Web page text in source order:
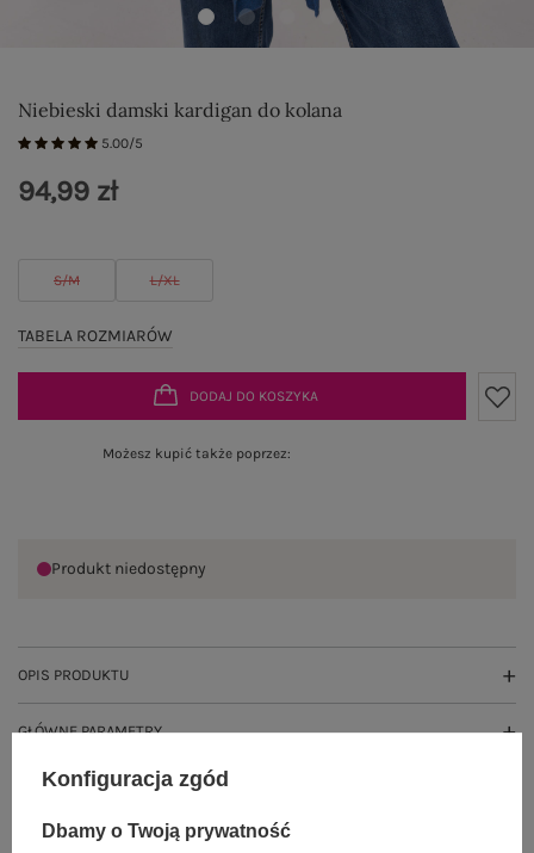
Niebieski damski kardigan do kolana
5.00/5
S/M L/XL
TABELA ROZMIARÓW
94,99 zł
DODAJ DO KOSZYKA
Możesz kupić także poprzez:
Produkt niedostępny
OPIS PRODUKTU
GŁÓWNE PARAMETRY
OPINIE O PRODUKCIE (1)
WYSYŁKA I DOSTAWA
Konfiguracja zgód
Dbamy o Twoją prywatność